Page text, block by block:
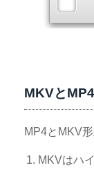
MKVと
MP4とMKV
MKVはハ